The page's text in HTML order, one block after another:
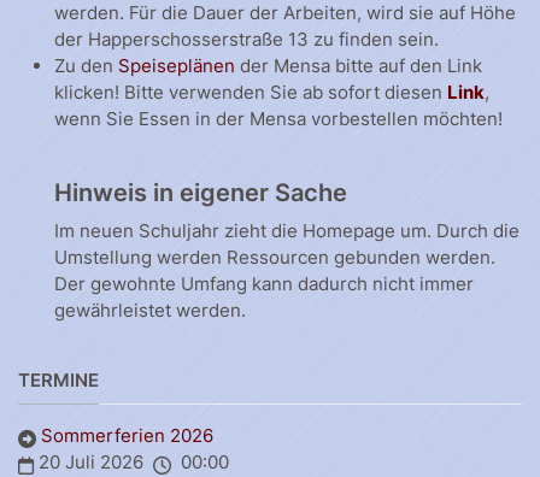
werden. Für die Dauer der Arbeiten, wird sie auf Höhe
der Happerschosserstraße 13 zu finden sein.
Zu den Speiseplänen der Mensa bitte auf den Link
klicken! Bitte verwenden Sie ab sofort diesen Link,
wenn Sie Essen in der Mensa vorbestellen möchten!
Hinweis in eigener Sache
Im neuen Schuljahr zieht die Homepage um. Durch die
Umstellung werden Ressourcen gebunden werden.
Der gewohnte Umfang kann dadurch nicht immer
gewährleistet werden.
TERMINE
Sommerferien 2026
20 Juli 2026
00:00